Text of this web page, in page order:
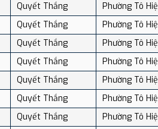
Quyết Thắng
Phường Tô
Quyết Thắng
Phường Tô
Quyết Thắng
Phường Tô
Quyết Thắng
Phường Tô
Quyết Thắng
Phường Tô
Quyết Thắng
Phường Tô
Quyết Thắng
Phường Tô